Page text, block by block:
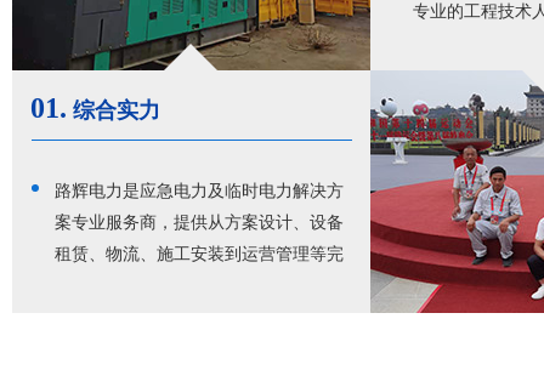
01. 综合实力
路辉电力是应急电力及临时电力解决方
案专业服务商，提供从方案设计、设备
租赁、物流、施工安装到运营管理等完
专业的工程技术